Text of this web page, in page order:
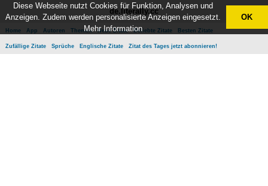
de.literally.cc
Home App Autoren Themen Neue Zitate Beliebte Zitate Besten Zitate
Zufällige Zitate Sprüche Englische Zitate Zitat des Tages jetzt abonnieren!
Diese Webseite nutzt Cookies für Funktion, Analysen und
Anzeigen. Zudem werden personalisierte Anzeigen eingesetzt.
Mehr Information
OK